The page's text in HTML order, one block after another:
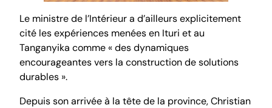
Le ministre de l’Intérieur a d’ailleurs explicitement
cité les expériences menées en Ituri et au
Tanganyika comme « des dynamiques
encourageantes vers la construction de solutions
durables ».
Depuis son arrivée à la tête de la province, Christian